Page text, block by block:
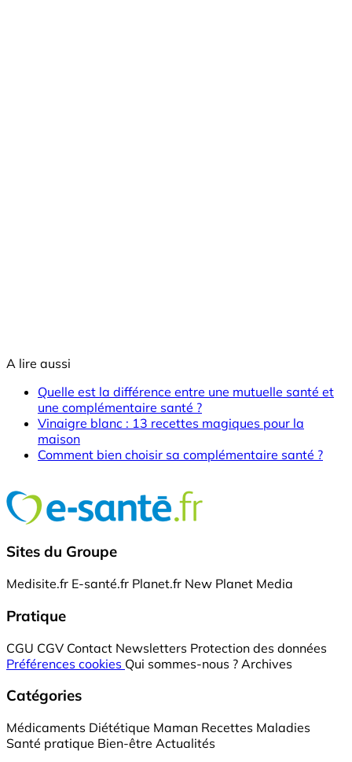
A lire aussi
Quelle est la différence entre une mutuelle santé et
une complémentaire santé ?
Vinaigre blanc : 13 recettes magiques pour la
maison
Comment bien choisir sa complémentaire santé ?
Sites du Groupe
Medisite.fr E-santé.fr Planet.fr New Planet Media
Pratique
CGU CGV Contact Newsletters Protection des données
Préférences cookies Qui sommes-nous ? Archives
Catégories
Médicaments Diététique Maman Recettes Maladies
Santé pratique Bien-être Actualités